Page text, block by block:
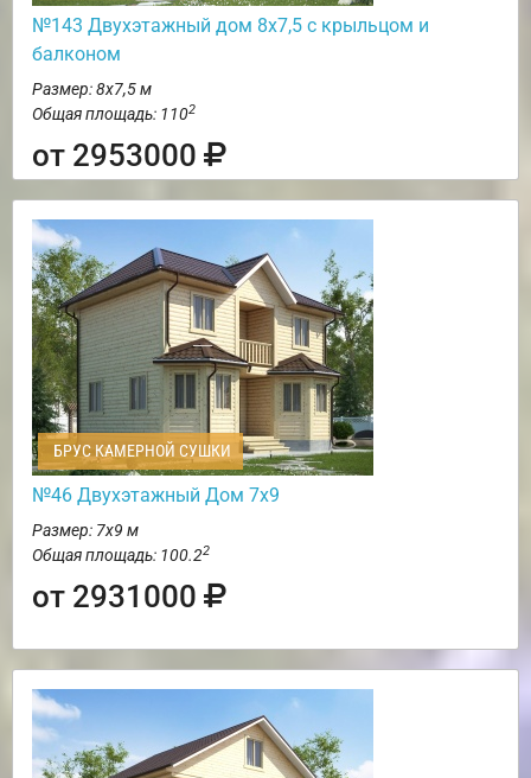
№143 Двухэтажный дом 8х7,5 с крыльцом и
балконом
Размер: 8х7,5 м
Общая площадь: 1102
от 2953000
БРУС КАМЕРНОЙ СУШКИ
№46 Двухэтажный Дом 7х9
Размер: 7х9 м
Общая площадь: 100.22
от 2931000